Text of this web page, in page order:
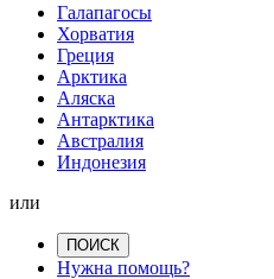
Галапагосы
Хорватия
Греция
Арктика
Аляска
Антарктика
Австралия
Индонезия
или
ПОИСК
Нужна помощь?